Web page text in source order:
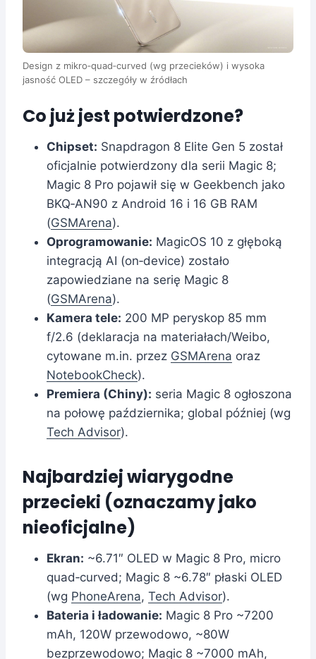
Design z mikro‑quad‑curved (wg przecieków) i wysoka
jasność OLED – szczegóły w źródłach
Co już jest potwierdzone?
Chipset: Snapdragon 8 Elite Gen 5 został
oficjalnie potwierdzony dla serii Magic 8;
Magic 8 Pro pojawił się w Geekbench jako
BKQ‑AN90 z Android 16 i 16 GB RAM
(GSMArena).
Oprogramowanie: MagicOS 10 z głęboką
integracją AI (on‑device) zostało
zapowiedziane na serię Magic 8
(GSMArena).
Kamera tele: 200 MP peryskop 85 mm
f/2.6 (deklaracja na materiałach/Weibo,
cytowane m.in. przez GSMArena oraz
NotebookCheck).
Premiera (Chiny): seria Magic 8 ogłoszona
na połowę października; global później (wg
Tech Advisor).
Najbardziej wiarygodne
przecieki (oznaczamy jako
nieoficjalne)
Ekran: ~6.71″ OLED w Magic 8 Pro, micro
quad‑curved; Magic 8 ~6.78″ płaski OLED
(wg PhoneArena, Tech Advisor).
Bateria i ładowanie: Magic 8 Pro ~7200
mAh, 120W przewodowo, ~80W
bezprzewodowo; Magic 8 ~7000 mAh,